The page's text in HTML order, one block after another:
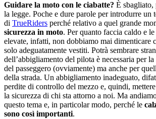
Guidare la moto con le ciabatte? È sbagliato,
la legge. Poche e dure parole per introdurre un
di TrueRiders perché relativo a quel grande
sicurezza in moto. Per quanto faccia caldo e
elevate, infatti, non dobbiamo mai dimenticare
solo adeguatamente vestiti. Potrà sembrare
dell’abbigliamento del pilota è necessaria per
del passeggero (ovviamente) ma anche per
della strada. Un abbigliamento inadeguato,
perdite di controllo del mezzo e, quindi,
la sicurezza di chi sta attorno a noi. Ma
questo tema e, in particolar modo, perché le
sono così importanti.